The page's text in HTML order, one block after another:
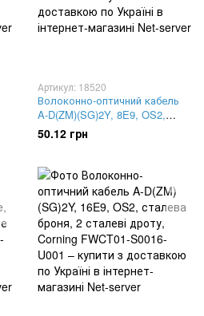
Артикул: 18520
Волоконно-оптичний кабель
A-D(ZM)(SG)2Y, 8E9, OS2,
монотуб, сталева броня, 2
стальные проволки, Corning
50.12 грн